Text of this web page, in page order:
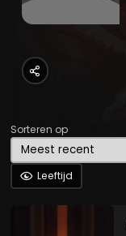
Sorteren op
Leeftijd